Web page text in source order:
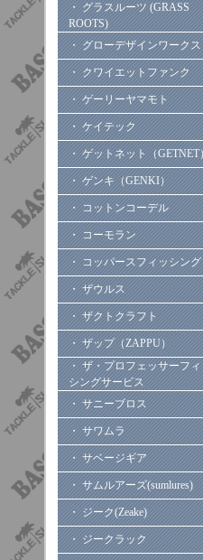
・ グラスルーツ (GRASS
ROOTS)
・ グローデザインワークス
・ クワイエットファンク
・ ゲーリーヤマモト
・ ケイテック
・ ゲットネット（GETNET
・ ゲンキ（GENKI）
・ コットンコーデル
・ コーモラン
・ コッパースフィッシング
・ ザウルス
・ ザクトクラフト
・ ザップ（ZAPPU）
・ ザ・プロフェッサーフ
シングサービス
・ サニーブロス
・ サワムラ
・ サベージギア
・ サムルアーズ(sumlures)
・ ジーク(Zeake)
・ ジークラック